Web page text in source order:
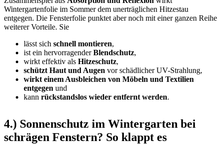
Wintergartenfolie im Sommer dem unerträglichen Hitzestau
entgegen. Die Fensterfolie punktet aber noch mit einer ganzen Reihe
weiterer Vorteile. Sie
lässt sich schnell montieren,
ist ein hervorragenderBlendschutz,
wirkt effektiv als Hitzeschutz,
schützt Haut und Augen vor schädlicher UV-Strahlung,
wirkt einem Ausbleichen von Möbeln und Textilien
entgegen und
kann rückstandslos wieder entfernt werden.
4.) Sonnenschutz im Wintergarten bei
schrägen Fenstern? So klappt es